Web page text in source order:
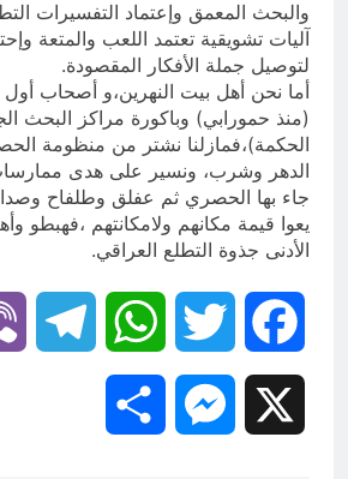
والبحث المعمق وإعتماد التفسيرات
آليات تشويقية تعتمد اللعب والمتعة
لتوصيل جملة الأفكار المقصودة.
أما نحن أهل بيت النهرين،و أصحاب
(منذ حمورابي) وباكورة مراكز البحث
الحكمة)،فمازلنا نشتر من منظومة
الدهر وشرب، ونسير على هدى
جاء بها الحصري ثم عفلق وطلفاح
يعوا قيمة مكانهم ولامكانتهم ،فهبطو
الأدنى جذوة التطلع العراقي.
Facebook
Twitter
WhatsApp
Messenger